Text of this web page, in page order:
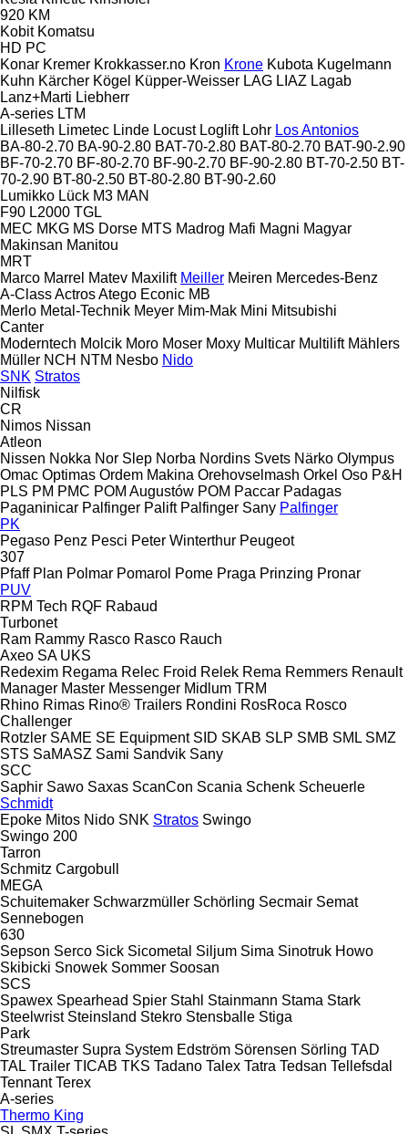
920 KM
Kobit Komatsu
HD PC
Konar Kremer Krokkasser.no Kron Krone Kubota Kugelmann
Kuhn Kärcher Kögel Küpper-Weisser LAG LIAZ Lagab
Lanz+Marti Liebherr
A-series LTM
Lilleseth Limetec Linde Locust Loglift Lohr Los Antonios
BA-80-2.70 BA-90-2.80 BAT-70-2.80 BAT-80-2.70 BAT-90-2.90
BF-70-2.70 BF-80-2.70 BF-90-2.70 BF-90-2.80 BT-70-2.50 BT-
70-2.90 BT-80-2.50 BT-80-2.80 BT-90-2.60
Lumikko Lück M3 MAN
F90 L2000 TGL
MEC MKG MS Dorse MTS Madrog Mafi Magni Magyar
Makinsan Manitou
MRT
Marco Marrel Matev Maxilift Meiller Meiren Mercedes-Benz
A-ClassActrosAtego Econic MB
Merlo Metal-Technik Meyer Mim-Mak Mini Mitsubishi
Canter
Moderntech Molcik Moro Moser Moxy Multicar Multilift Mählers
Müller NCH NTM Nesbo Nido
SNK Stratos
Nilfisk
CR
Nimos Nissan
Atleon
Nissen Nokka Nor Slep Norba Nordins Svets Närko Olympus
Omac Optimas Ordem Makina Orehovselmash Orkel Oso P&H
PLS PM PMC POM Augustów POM Paccar Padagas
Paganinicar Palfinger Palift Palfinger Sany Palfinger
PK
Pegaso Penz Pesci Peter Winterthur Peugeot
307
Pfaff Plan Polmar Pomarol Pome Praga Prinzing Pronar
PUV
RPM Tech RQF Rabaud
Turbonet
Ram Rammy Rasco Rasco Rauch
Axeo SA UKS
Redexim Regama Relec Froid Relek Rema Remmers Renault
Manager Master Messenger Midlum TRM
Rhino Rimas Rino® Trailers Rondini RosRoca Rosco
Challenger
Rotzler SAME SE Equipment SID SKAB SLP SMB SML SMZ
STS SaMASZ Sami Sandvik Sany
SCC
Saphir Sawo Saxas ScanCon Scania Schenk Scheuerle
Schmidt
Epoke Mitos Nido SNK Stratos Swingo
Swingo 200
Tarron
Schmitz Cargobull
MEGA
Schuitemaker Schwarzmüller Schörling Secmair Semat
Sennebogen
630
Sepson Serco Sick Sicometal Siljum Sima Sinotruk Howo
Skibicki Snowek Sommer Soosan
SCS
Spawex Spearhead Spier Stahl Stainmann Stama Stark
Steelwrist Steinsland Stekro Stensballe Stiga
Park
Streumaster Supra System Edström Sörensen Sörling TAD
TAL Trailer TICAB TKS Tadano Talex Tatra Tedsan Tellefsdal
Tennant Terex
A-series
Thermo King